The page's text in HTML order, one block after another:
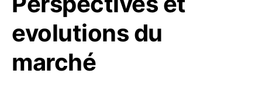
evolutions du
marché